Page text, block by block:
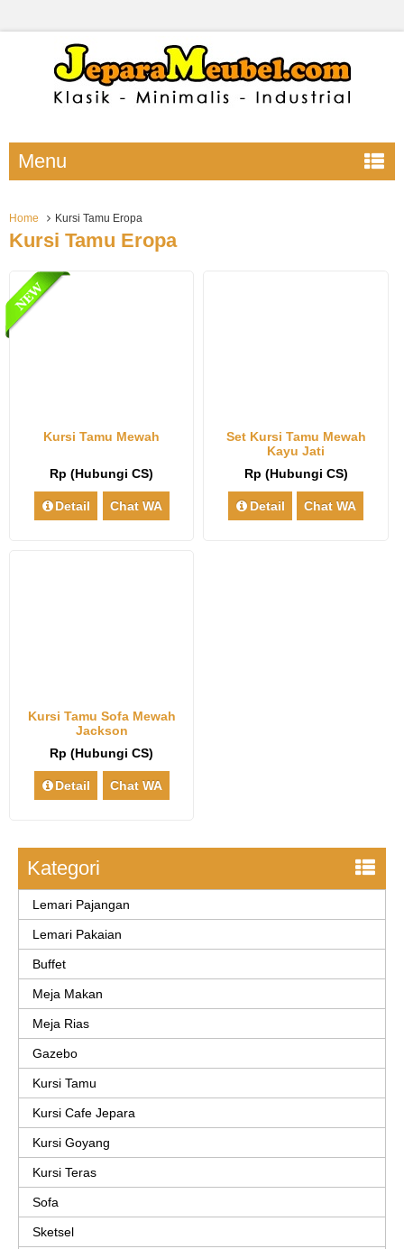
Menu
Home Kursi Tamu Eropa
Kursi Tamu Eropa
Kursi Tamu Mewah
Rp (Hubungi CS)
Detail Chat WA
Set Kursi Tamu Mewah
Kayu Jati
Rp (Hubungi CS)
Detail Chat WA
Kursi Tamu Sofa Mewah
Jackson
Rp (Hubungi CS)
Detail Chat WA
Kategori
Lemari Pajangan
Lemari Pakaian
Buffet
Meja Makan
Meja Rias
Gazebo
Kursi Tamu
Kursi Cafe Jepara
Kursi Goyang
Kursi Teras
Sofa
Sketsel